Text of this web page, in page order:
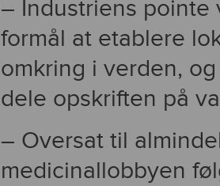
– Industriens pointe
formål at etablere
omkring i verden,
dele opskriften på
– Oversat til
medicinallobbyen